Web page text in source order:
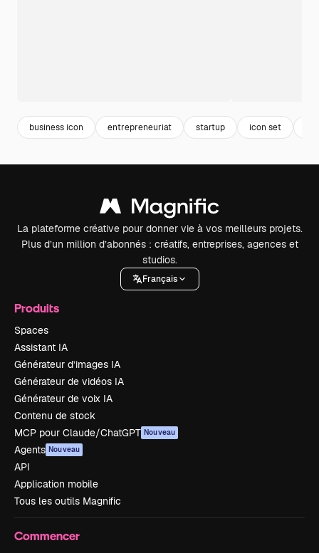
business icon entrepreneuriat startup icon set
La plateforme créative pour donner vie à vos meilleurs projets.
Plus d’un million d’abonnés : créatifs, entreprises, agences et
studios.
Français
Produits
Spaces
Assistant IA
Générateur d’images IA
Générateur de vidéos IA
Générateur de voix IA
Contenu de stock
MCP pour Claude/ChatGPT Nouveau
Agents Nouveau
API
Application mobile
Tous les outils Magnific
Commencer